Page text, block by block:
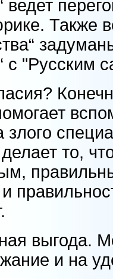
ведет
Также
с "Русским
злого
то,
и
выгода.
и на